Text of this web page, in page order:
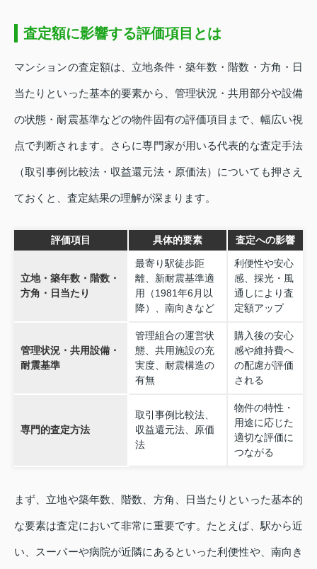
査定額に影響する評価項目とは
マンションの査定額は、立地条件・築年数・階数・方角・日
当たりといった基本的要素から、管理状況・共用部分や設備
の状態・耐震基準などの物件固有の評価項目まで、幅広い視
点で判断されます。さらに専門家が用いる代表的な査定手法
（取引事例比較法・収益還元法・原価法）についても押さえ
ておくと、査定結果の理解が深まります。
評価項目 具体的要素 査定への影響
立地・築年数・階数・
方角・日当たり
最寄り駅徒歩距
離、新耐震基準適
用（1981年6月以
降）、南向きなど
利便性や安心
感、採光・風
通しにより査
定額アップ
管理状況・共用設備・
耐震基準
管理組合の運営状
態、共用施設の充
実度、耐震構造の
有無
購入後の安心
感や維持費へ
の配慮が評価
される
専門的査定方法
取引事例比較法、
収益還元法、原価
法
物件の特性・
用途に応じた
適切な評価に
つながる
まず、立地や築年数、階数、方角、日当たりといった基本的
な要素は査定において非常に重要です。たとえば、駅から近
い、スーパーや病院が近隣にあるといった利便性や、南向き